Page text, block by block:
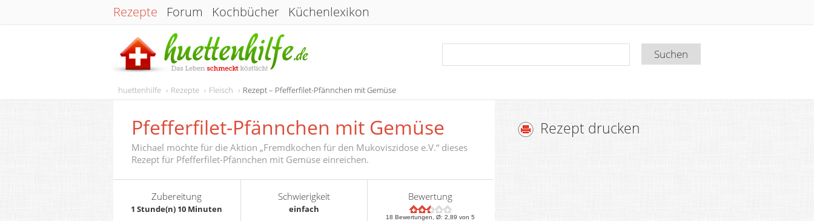
Rezepte Forum Kochbücher Küchenlexikon
huettenhilfe Rezepte Fleisch Rezept – Pfefferfilet-Pfännchen mit Gemüse
Pfefferfilet-Pfännchen mit Gemüse
Michael möchte für die Aktion „Fremdkochen für den Mukoviszidose e.V.“ dieses
Rezept für Pfefferfilet-Pfännchen mit Gemüse einreichen.
Zubereitung
1 Stunde(n) 10 Minuten
Schwierigkeit
einfach
Bewertung
18 Bewertungen, Ø:2,89 von 5
Rezept drucken